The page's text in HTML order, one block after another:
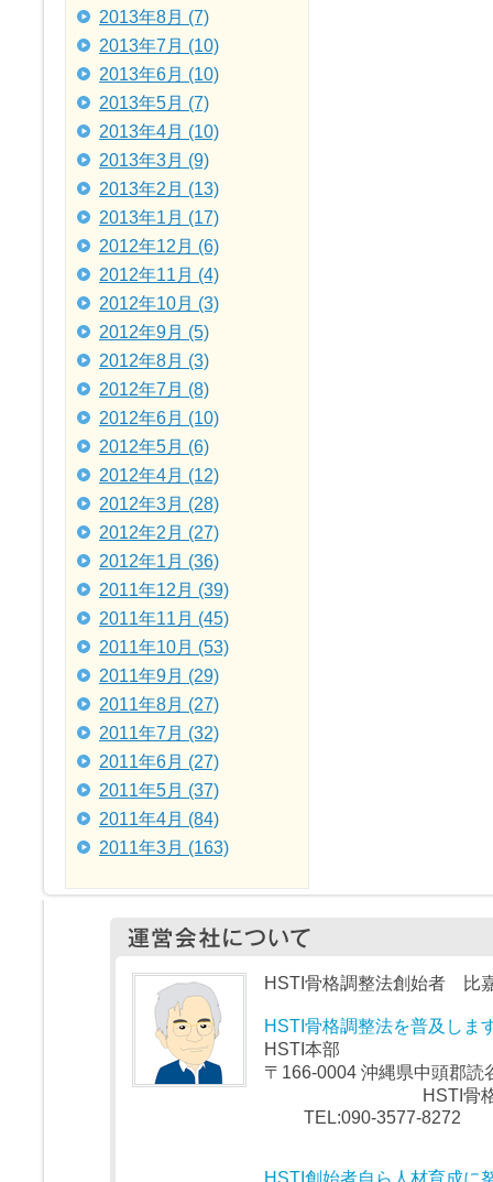
2013年8月 (7)
2013年7月 (10)
2013年6月 (10)
2013年5月 (7)
2013年4月 (10)
2013年3月 (9)
2013年2月 (13)
2013年1月 (17)
2012年12月 (6)
2012年11月 (4)
2012年10月 (3)
2012年9月 (5)
2012年8月 (3)
2012年7月 (8)
2012年6月 (10)
2012年5月 (6)
2012年4月 (12)
2012年3月 (28)
2012年2月 (27)
2012年1月 (36)
2011年12月 (39)
2011年11月 (45)
2011年10月 (53)
2011年9月 (29)
2011年8月 (27)
2011年7月 (32)
2011年6月 (27)
2011年5月 (37)
2011年4月 (84)
2011年3月 (163)
HSTI骨格調整法創始者 比
HSTI骨格調整法を普及しま
HSTI本部
〒166-0004 沖縄県中頭郡読
HSTI骨格調
TEL:090-3577-8272
HSTI創始者自ら人材育成に